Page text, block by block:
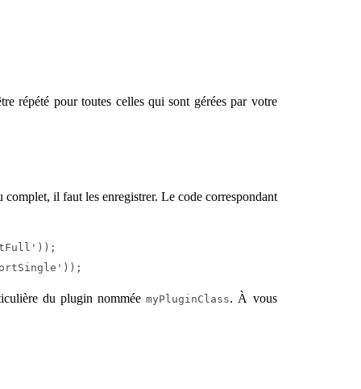
répété pour toutes celles qui sont gérées par votre
il faut les enregistrer. Le code correspondant
du plugin nomméemyPluginClass. À vous